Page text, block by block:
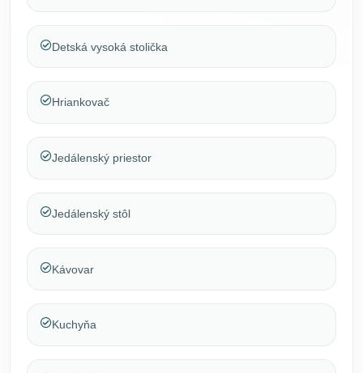
Detská vysoká stolička
Hriankovač
Jedálenský priestor
Jedálenský stôl
Kávovar
Kuchyňa